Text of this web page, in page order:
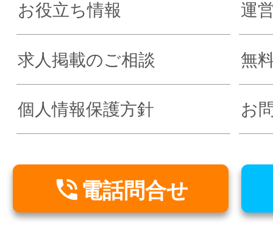
お役立ち情報 運
求人掲載のご相談 無
個人情報保護方針 お
 電話問合せ